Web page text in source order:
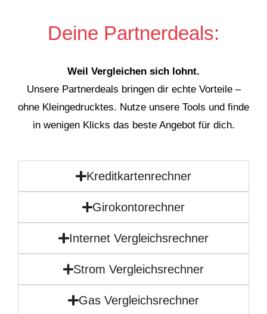
Deine Partnerdeals:
Weil Vergleichen sich lohnt.
Unsere Partnerdeals bringen dir echte Vorteile –
ohne Kleingedrucktes. Nutze unsere Tools und finde
in wenigen Klicks das beste Angebot für dich.
Kreditkartenrechner
Girokontorechner
Internet Vergleichsrechner
Strom Vergleichsrechner
Gas Vergleichsrechner